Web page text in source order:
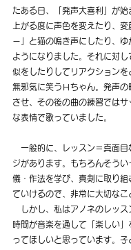
たある日、「発声大喜利」が
上がる度に声色を変えたり、
ー」と猫の鳴き声にしたり、ゆ
ようになりました。それに対し
似をしたりしてリアクションを
無邪気に笑うＨちゃん。発声
させ、その後の曲の練習ではサ
な表情で歌っていました。
一般的に、レッスン＝真面目
ジがあります。もちろんそう
儀・作法を学び、真剣に取り組
ていけるので、非常に大切なこ
しかし、私はアノネのレッス
時間が音楽を通して「楽しい」
ってほしいと思っています。